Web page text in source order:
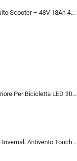
MIWEN Monopattino Elettrico Adulto Scooter – 48V 18Ah 45-55KM di Autonomia monopattino elettrico adulti 11/10.5 Pollici mo…
OLIGHT SEEMEE 30C Luce Posteriore Per Bicicletta LED 30 LUMEN Torcia Bici Rossa 5 Modalità Impermeabile IPX6 TYPE-C Fanale Po
BLUEVER Guanti da Corsa, Guanti Invernali Antivento Touchscreen Guanti Sportivi Caldi Antiscivolo Idrorepellenti per Uomo Don